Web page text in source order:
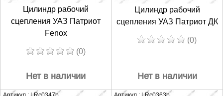
Цилиндр рабочий
сцепления УАЗ Патриот
Fenox
(0)
Нет в наличии
Цилиндр рабочий
сцепления УАЗ Патриот ДК
(0)
Нет в наличии